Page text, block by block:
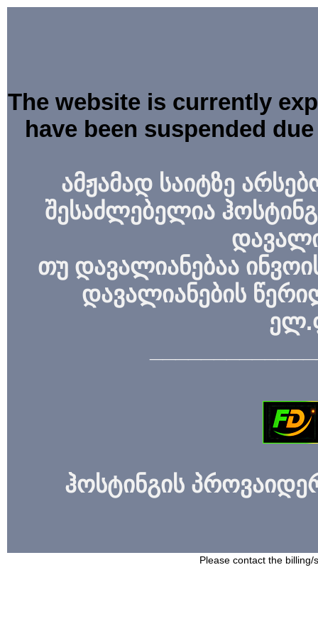
The website is currently
have been suspended
ამჟამად საიტზე
შესაძლებელია
თუ დავალიანებაა
დავალიანების
ჰოსტინგის
Please contact the